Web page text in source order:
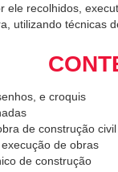
ele recolhidos,
utilizando técnicas
e croquis
de construção civil
de obras
de construção